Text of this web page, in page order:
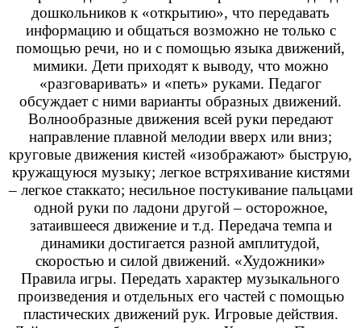
дошкольников к «открытию», что передавать
информацию и общаться возможно не только с
помощью речи, но и с помощью языка движений,
мимики. Дети приходят к выводу, что можно
«разговаривать» и «петь» руками. Педагог
обсуждает с ними варианты образных движений.
Волнообразные движения всей руки передают
направление плавной мелодии вверх или вниз;
круговые движения кистей «изображают» быструю,
кружащуюся музыку; легкое встряхивание кистями
– легкое стаккато; несильное постукивание пальцами
одной руки по ладони другой – осторожное,
затаившееся движение и т.д. Передача темпа и
динамики достигается разной амплитудой,
скоростью и силой движений. «Художники»
Правила игры. Передать характер музыкального
произведения и отдельных его частей с помощью
пластических движений рук. Игровые действия.